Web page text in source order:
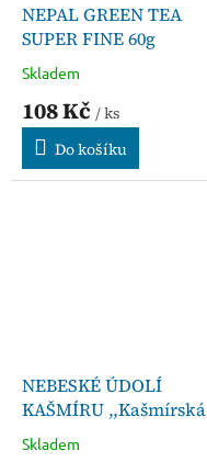
NEPAL GREEN TEA
SUPER FINE 60g
Skladem
108 Kč / ks
Do košíku
NEBESKÉ ÚDOLÍ
KAŠMÍRU ,,Kašmírská
Skladem